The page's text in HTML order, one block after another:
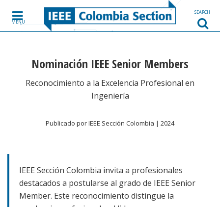
MENU
SEARCH
Nominación IEEE Senior Members
Reconocimiento a la Excelencia Profesional en
Ingeniería
Publicado por IEEE Sección Colombia | 2024
IEEE Sección Colombia invita a profesionales
destacados a postularse al grado de IEEE Senior
Member. Este reconocimiento distingue la